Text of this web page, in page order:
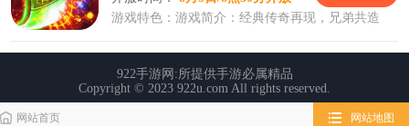
网站首页 网站地图